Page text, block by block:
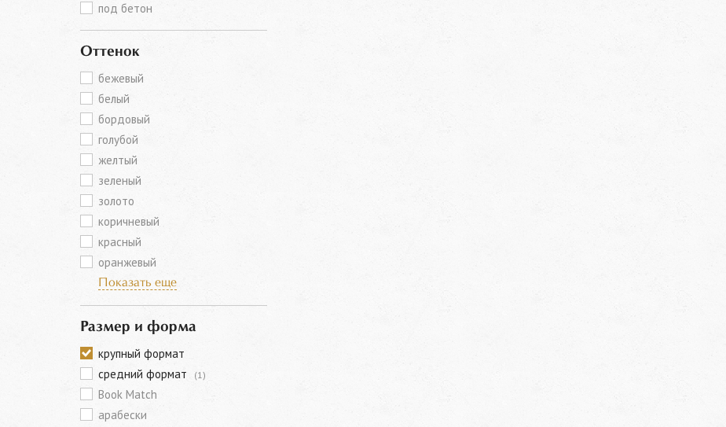
под бетон
Оттенок
бежевый
белый
бордовый
голубой
желтый
зеленый
золото
коричневый
красный
оранжевый
Показать еще
Размер и форма
крупный формат
средний формат
(1)
Book Match
арабески